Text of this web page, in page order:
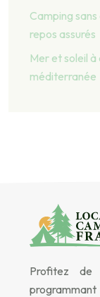
Camping
repos assurés
Mer et soleil
méditerranée
Profitez de